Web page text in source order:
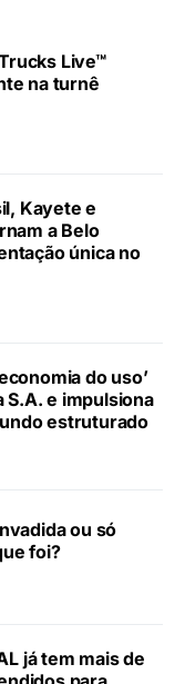
Live™
na turnê
Kayete e
a Belo
única no
do uso’
S.A. e impulsiona
estruturado
ou só
foi?
já tem mais de